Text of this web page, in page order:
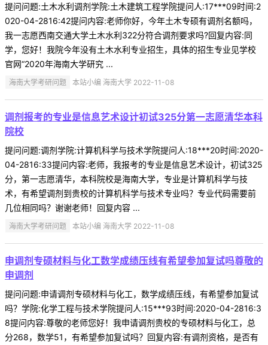
提问问题:土木水利调剂学院:土木建筑工程学院提问人:17***09时间:2
020-04-2816:42提问内容:老师你好，今年土木专硕有调剂名额吗，
我一志愿西南交通大学土木水利322分符合调剂要求吗?回复内容:同
学，您好！我院今年没有土木水利专业招生，具体的招生专业见学校
官网“2020年海南大学研究 ...
海南大学考研问题 本站小编 海南大学 2022-11-08
调剂报考的专业是信息艺术设计初试325分第一志愿清华本科
院校
提问问题:调剂学院:计算机科学与技术学院提问人:18***20时间:2020-
04-2816:33提问内容:老师，我报考的专业是信息艺术设计，初试325
分，第一志愿清华，本科院校是海南大学，专业是计算机科学与技
术，有希望调剂到贵校的计算机科学与技术专业吗？专业代码需要前
几位相同吗？谢谢老师！回复内容 ...
海南大学考研问题 本站小编 海南大学 2022-11-08
申调剂专硕材料与化工数学成绩压线有希望参加复试吗尊敬的
申调剂
提问问题:申请调剂专硕材料与化工，数学成绩压线，有希望参加复试
吗？学院:化学工程与技术学院提问人:15***93时间:2020-04-2816:3
8提问内容:尊敬的老师您好！我申请调剂贵校的专硕材料与化工，总
分268，数学51，有希望参加复试吗？回复内容:有调剂资格，是否有